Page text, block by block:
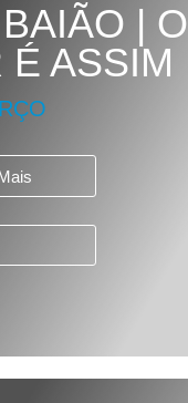
| O
É ASSIM